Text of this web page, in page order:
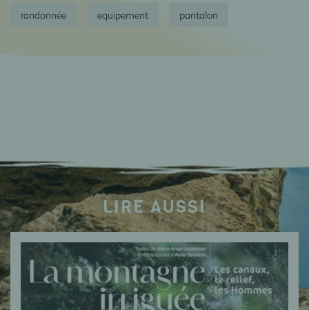
randonnée equipement pantalon
LIRE AUSSI